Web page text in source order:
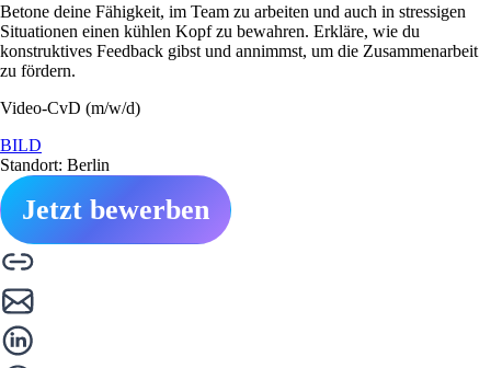
Betone deine Fähigkeit, im Team zu arbeiten und auch in stressigen
Situationen einen kühlen Kopf zu bewahren. Erkläre, wie du
konstruktives Feedback gibst und annimmst, um die Zusammenarbeit
zu fördern.
Video-CvD (m/w/d)
BILD
Standort: Berlin
Jetzt bewerben